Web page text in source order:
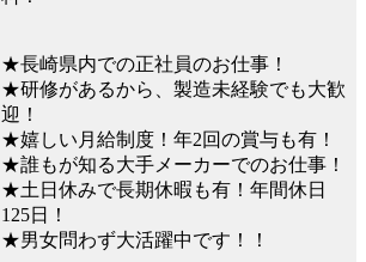
★長崎県内での正社員のお仕事！
★研修があるから、製造未経験でも大歓
迎！
★嬉しい月給制度！年2回の賞与も有！
★誰もが知る大手メーカーでのお仕事！
★土日休みで長期休暇も有！年間休日
125日！
★男女問わず大活躍中です！！